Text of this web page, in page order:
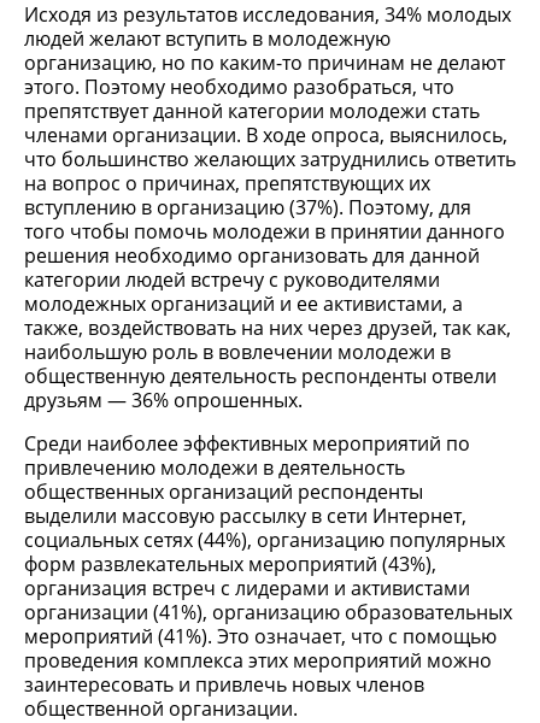
Исходя из результатов исследования, 34% молодых
людей желают вступить в молодежную
организацию, но по каким-то причинам не делают
этого. Поэтому необходимо разобраться, что
препятствует данной категории молодежи стать
членами организации. В ходе опроса, выяснилось,
что большинство желающих затруднились ответить
на вопрос о причинах, препятствующих их
вступлению в организацию (37%). Поэтому, для
того чтобы помочь молодежи в принятии данного
решения необходимо организовать для данной
категории людей встречу с руководителями
молодежных организаций и ее активистами, а
также, воздействовать на них через друзей, так как,
наибольшую роль в вовлечении молодежи в
общественную деятельность респонденты отвели
друзьям — 36% опрошенных.
Среди наиболее эффективных мероприятий по
привлечению молодежи в деятельность
общественных организаций респонденты
выделили массовую рассылку в сети Интернет,
социальных сетях (44%), организацию популярных
форм развлекательных мероприятий (43%),
организация встреч с лидерами и активистами
организации (41%), организацию образовательных
мероприятий (41%). Это означает, что с помощью
проведения комплекса этих мероприятий можно
заинтересовать и привлечь новых членов
общественной организации.